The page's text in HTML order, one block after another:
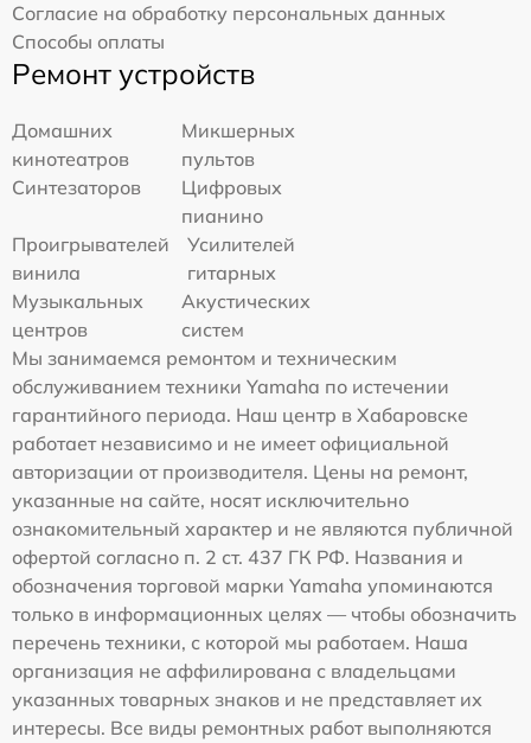
Согласие на обработку персональных данных
Способы оплаты
Ремонт устройств
Домашних
кинотеатров
Микшерных
пультов
Синтезаторов
Цифровых
пианино
Проигрывателей
винила
Усилителей
гитарных
Музыкальных
центров
Акустических
систем
Мы занимаемся ремонтом и техническим
обслуживанием техники Yamaha по истечении
гарантийного периода. Наш центр в Хабаровске
работает независимо и не имеет официальной
авторизации от производителя. Цены на ремонт,
указанные на сайте, носят исключительно
ознакомительный характер и не являются публичной
офертой согласно п. 2 ст. 437 ГК РФ. Названия и
обозначения торговой марки Yamaha упоминаются
только в информационных целях — чтобы обозначить
перечень техники, с которой мы работаем. Наша
организация не аффилирована с владельцами
указанных товарных знаков и не представляет их
интересы. Все виды ремонтных работ выполняются